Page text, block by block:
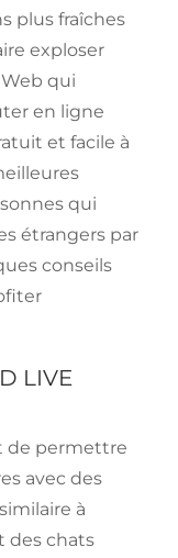
plus fraîches
exploser
qui
en ligne
et facile à
qui
étrangers par
conseils
LIVE
de permettre
avec des
à
des chats